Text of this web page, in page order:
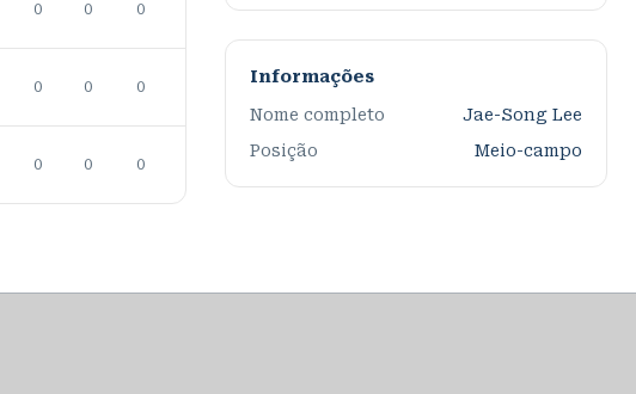
0 0 0
0 0 0
0 0 0
Informações
Nome completo
Jae-Song Lee
Posição
Meio-campo